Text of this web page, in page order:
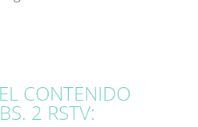
CONTENIDO
2 RSTV: